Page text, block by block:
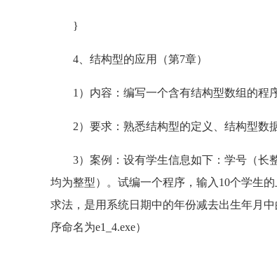
}
4、结构型的应用（第7章）
1）内容：编写一个含有结构型数组的程序
2）要求：熟悉结构型的定义、结构型数据
3）案例：设有学生信息如下：学号（长整
均为整型）。试编一个程序，输入10个学生
求法，是用系统日期中的年份减去出生年月
序命名为e1_4.exe）